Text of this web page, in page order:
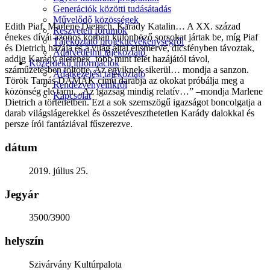
Generációk közötti tudásátadás
Művelődő közösségek
Részvételi fórumok
Tájékoztató projekttevékenységről
Adatvédelmi tájékoztató
Közérdekű információk
Adatkezelési tájékoztató
Rendezvényeinkről
Kapcsolat
Edith Piaf, Marlene Dietrich, Karády Katalin… A XX. század
énekes dívái azonos korban különböző sorsokat jártak be, míg Piaf
és Dietrich hazája és a világ által elismerve, dicsfényben távoztak,
addig Karády életének több mint felét hazájától távol,
száműzetésben töltötte. Az egyiknek sikerül… mondja a sanzon.
Török Tamás DÁMÁK című darabja az okokat próbálja meg a
közönség elé tárni. „Az igazság mindig relatív…” –mondja Marlene
Dietrich a történetben. Ezt a sok szemszögű igazságot boncolgatja a
darab világslágerekkel és összetéveszthetetlen Karády dalokkal és
persze írói fantáziával fűszerezve.
dátum
2019. július 25.
Jegyár
3500/3900
helyszín
Szivárvány Kultúrpalota